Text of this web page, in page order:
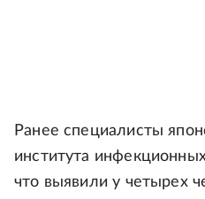
Ранее специалисты
института
что выявили у четырех